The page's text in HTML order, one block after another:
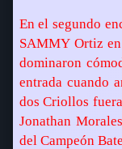
En el segundo
SAMMY Ortiz
dominaron
entrada cuando
dos Criollos
Jonathan
del Campeón